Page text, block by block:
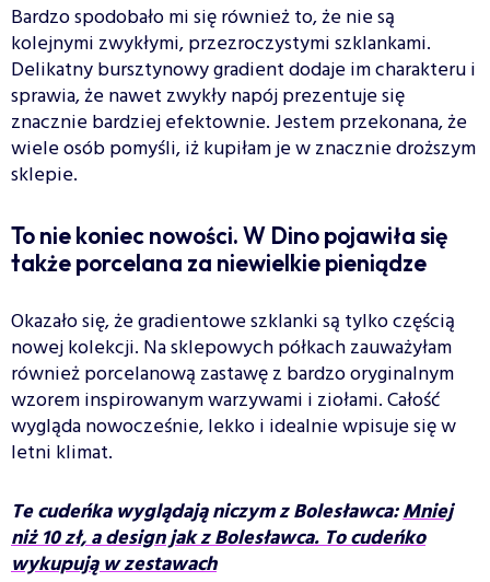
Bardzo spodobało mi się również to, że nie są
kolejnymi zwykłymi, przezroczystymi szklankami.
Delikatny bursztynowy gradient dodaje im charakteru i
sprawia, że nawet zwykły napój prezentuje się
znacznie bardziej efektownie. Jestem przekonana, że
wiele osób pomyśli, iż kupiłam je w znacznie droższym
sklepie.
To nie koniec nowości. W Dino pojawiła się
także porcelana za niewielkie pieniądze
Okazało się, że gradientowe szklanki są tylko częścią
nowej kolekcji. Na sklepowych półkach zauważyłam
również porcelanową zastawę z bardzo oryginalnym
wzorem inspirowanym warzywami i ziołami. Całość
wygląda nowocześnie, lekko i idealnie wpisuje się w
letni klimat.
Te cudeńka wyglądają niczym z Bolesławca:Mniej
niż 10 zł, a design jak z Bolesławca. To cudeńko
wykupują w zestawach